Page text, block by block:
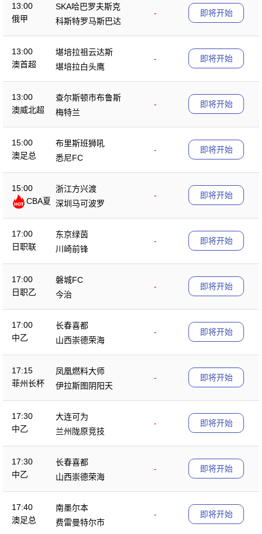
13:00
俄甲
SKA哈巴罗夫斯克
-
科斯特罗马斯巴达
即将开始
13:00
澳首超
堪培拉祖云达斯
-
堪培拉白头鹰
即将开始
13:00
澳威北超
查尔斯顿市布鲁斯
-
梅特兰
即将开始
15:00
澳足总
布里斯班狮吼
-
悉尼FC
即将开始
15:00
CBA夏
浙江方兴渡
-
深圳马可波罗
即将开始
17:00
日职联
东京绿茵
-
川崎前锋
即将开始
17:00
日职乙
磐城FC
-
今治
即将开始
17:00
中乙
长春喜都
-
山西崇德荣海
即将开始
17:15
菲州长杯
凤凰燃料大师
-
伊拉斯图阴阳天
即将开始
17:30
中乙
大连可为
-
兰州陇原竞技
即将开始
17:30
中乙
长春喜都
-
山西崇德荣海
即将开始
17:40
澳足总
南墨尔本
-
费雷曼特尔市
即将开始